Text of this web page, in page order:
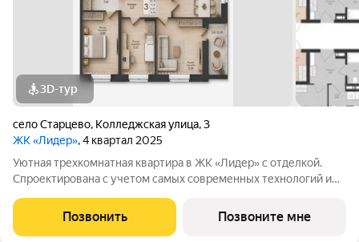
3D-тур
село Старцево, Колледжская улица,3
ЖК «Лидер», 4 квартал 2025
Уютная трехкомнатная квартира в ЖК «Лидер» с отделкой.
Спроектирована с учетом самых современных технологий и
высококачественные материалы, панорамные окна, большие
балконы и виды на живописные
Позвонить Позвоните мне